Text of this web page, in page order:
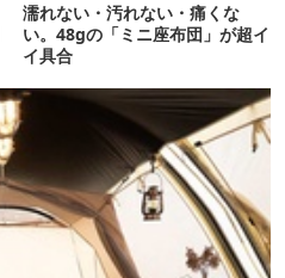
濡れない・汚れない・痛くな
い。48gの「ミニ座布団」が超イ
イ具合